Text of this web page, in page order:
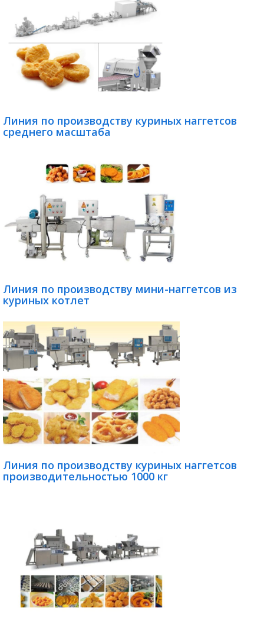
Линия по производству куриных наггетсов
среднего масштаба
Линия по производству мини-наггетсов из
куриных котлет
Линия по производству куриных наггетсов
производительностью 1000 кг